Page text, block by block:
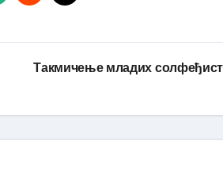
Такмичење младих